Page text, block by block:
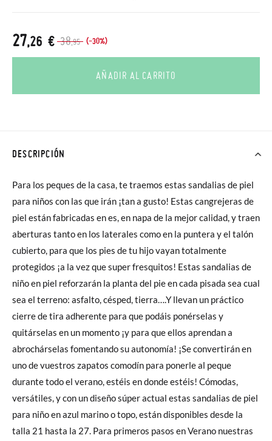
38,95 (-30%)
27,26 €
AÑADIR AL CARRITO
DESCRIPCIÓN
Para los peques de la casa, te traemos estas sandalias de piel
para niños con las que irán ¡tan a gusto! Estas cangrejeras de
piel están fabricadas en es, en napa de la mejor calidad, y traen
aberturas tanto en los laterales como en la puntera y el talón
cubierto, para que los pies de tu hijo vayan totalmente
protegidos ¡a la vez que super fresquitos! Estas sandalias de
niño en piel reforzarán la planta del pie en cada pisada sea cual
sea el terreno: asfalto, césped, tierra….Y llevan un práctico
cierre de tira adherente para que podáis ponérselas y
quitárselas en un momento ¡y para que ellos aprendan a
abrochárselas fomentando su autonomía! ¡Se convertirán en
uno de vuestros zapatos comodín para ponerle al peque
durante todo el verano, estéis en donde estéis! Cómodas,
versátiles, y con un diseño súper actual estas sandalias de piel
para niño en azul marino o topo, están disponibles desde la
talla 21 hasta la 27. Para primeros pasos en Verano nuestras